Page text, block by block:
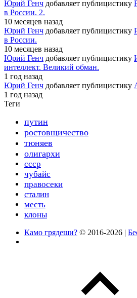
Юрий Генч добавляет публицистику
в России. 2.
10 месяцев назад
Юрий Генч добавляет публицистику
в России.
10 месяцев назад
Юрий Генч добавляет публицистику
интеллект. Великий обман.
1 год назад
Юрий Генч добавляет публицистику
1 год назад
Теги
путин
ростовщичество
тюняев
олигархи
ссср
чубайс
правосеки
сталин
месть
клоны
Камо грядеши? © 2016-2026 |